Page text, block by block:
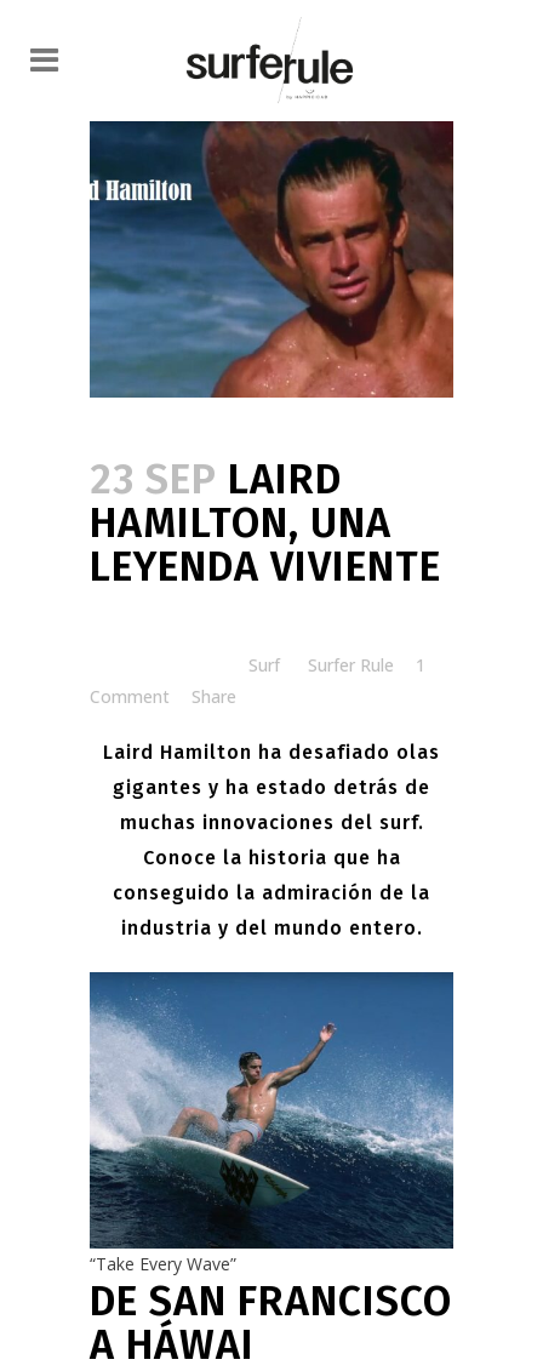
23 SEP LAIRD
HAMILTON, UNA
LEYENDA VIVIENTE
Surf Surfer Rule
1
Comment
Share
Laird Hamilton ha desafiado olas
gigantes y ha estado detrás de
muchas innovaciones del surf.
Conoce la historia que ha
conseguido la admiración de la
industria y del mundo entero.
“Take Every Wave”
DE SAN FRANCISCO
A HÁWAI